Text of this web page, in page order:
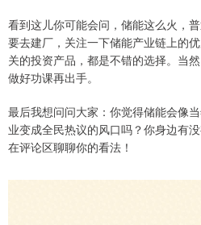
看到这儿你可能会问，储能这么火，
要去建厂，关注一下储能产业链上的
关的投资产品，都是不错的选择。当
做好功课再出手。
最后我想问问大家：你觉得储能会像
业变成全民热议的风口吗？你身边有
在评论区聊聊你的看法！